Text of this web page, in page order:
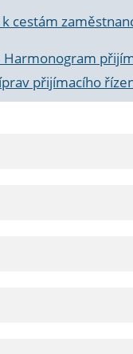
cestám
Harmonogram
přijímacího